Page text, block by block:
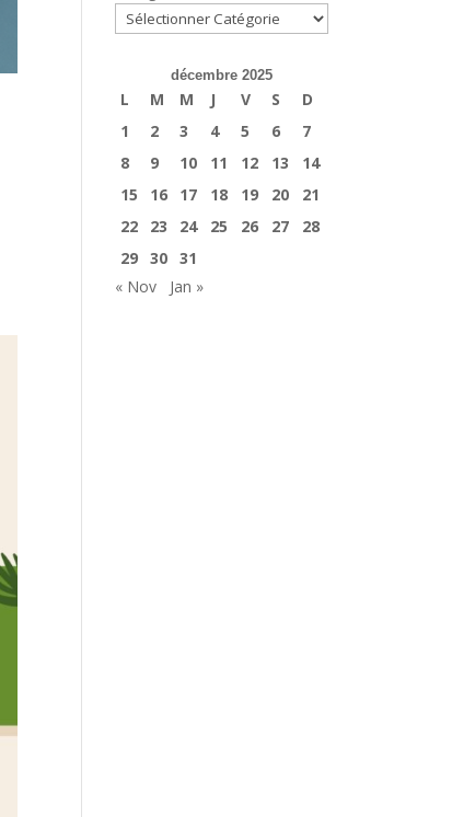
décembre 2025
L M M J V S
D
1
2 3 4 5 6
7
8
9 10 11 12 13
14
15
16 17 18 19 20
21
22
23 24 25 26 27
28
29 30 31
« Nov
Jan »